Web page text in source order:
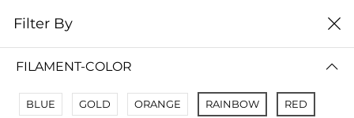
0
No Results
Filter By
FILAMENT-COLOR
BLUE GOLD ORANGE RAINBOW RED